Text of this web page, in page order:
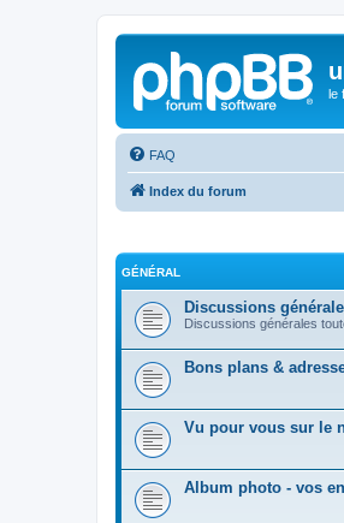
le
FAQ
Index du forum
GÉNÉRAL
Discussions
Discussions générales
Bons plans &
Vu pour vous sur le
Album photo - vos